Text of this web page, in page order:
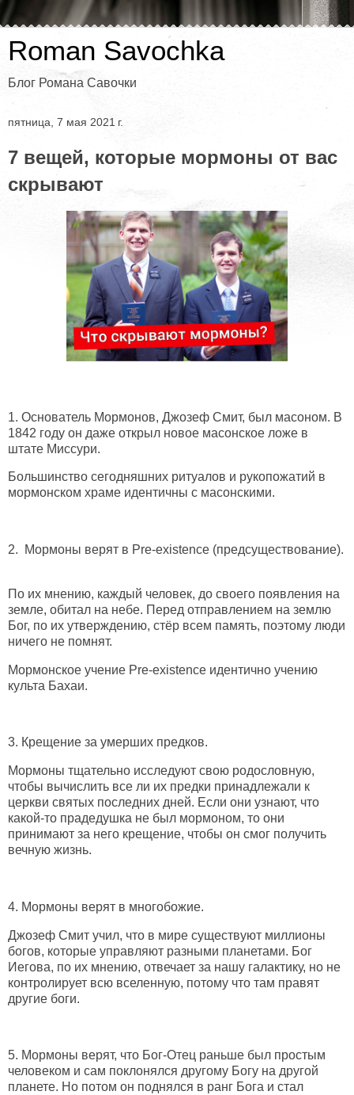
Roman Savochka
Блог Романа Савочки
пятница, 7 мая 2021 г.
7 вещей, которые мормоны от вас
скрывают
1. Основатель Мормонов, Джозеф Смит, был масоном. В
1842 году он даже открыл новое масонское ложе в
штате Миссури.
Большинство сегодняшних ритуалов и рукопожатий в
мормонском храме идентичны с масонскими.
2. Мормоны верят в Pre-existence (предсуществование).
По их мнению, каждый человек, до своего появления на
земле, обитал на небе. Перед отправлением на землю
Бог, по их утверждению, стёр всем память, поэтому люди
ничего не помнят.
Мормонское учение Pre-existence идентично учению
культа Бахаи.
3. Крещение за умерших предков.
Мормоны тщательно исследуют свою родословную,
чтобы вычислить все ли их предки принадлежали к
церкви святых последних дней. Если они узнают, что
какой-то прадедушка не был мормоном, то они
принимают за него крещение, чтобы он смог получить
вечную жизнь.
4. Мормоны верят в многобожие.
Джозеф Смит учил, что в мире существуют миллионы
богов, которые управляют разными планетами. Бог
Иегова, по их мнению, отвечает за нашу галактику, но не
контролирует всю вселенную, потому что там правят
другие боги.
5. Мормоны верят, что Бог-Отец раньше был простым
человеком и сам поклонялся другому Богу на другой
планете. Но потом он поднялся в ранг Бога и стал